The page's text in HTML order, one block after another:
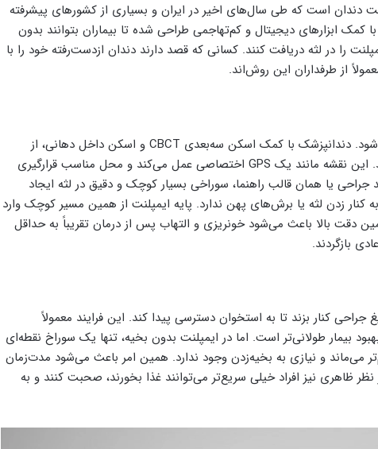
دندان است که طی سال‌های اخیر در ایران و بسیاری از کشورهای پیشرفته
ابزارهای دیجیتال و کم‌تهاجمی طراحی شده تا بیماران بتوانند بدون
را در لثه دریافت کنند. کسانی که قصد دارند دندان ازدست‌رفته خود را با
از طرفداران این روش‌اند.
در این روش، همه‌چیز با تصویربرداری دقیق آغاز می‌شود. دندانپزشک با کمک اسکن سه‌بعدی CBCT و اسکن داخل دهانی، از
وضعیت استخوان و لثه یک نقشه کامل تهیه می‌کند. این نقشه مانند یک GPS اختصاصی عمل می‌کند و محل مناسب قرارگیری
یا همان قالب راهنما، سوراخی بسیار کوچک و دقیق در لثه ایجاد
زدن لثه یا برش‌های پهن ندارد. پایه ایمپلنت از همین مسیر کوچک وارد
بالا باعث می‌شود خونریزی و التهاب پس از درمان تقریباً به حداقل
بازگردند.
کنار بزند تا به استخوان دسترسی پیدا کند. این فرایند معمولاً
بیمار طولانی‌تر است. اما در ایمپلنت بدون بخیه، تنها یک سوراخ نقطه‌ای
می‌ماند و نیازی به بخیه‌زدن وجود ندارد. همین امر باعث می‌شود مدت‌زمان
نظر ظاهری نیز افراد خیلی سریع‌تر می‌توانند غذا بخورند، صحبت کنند و به